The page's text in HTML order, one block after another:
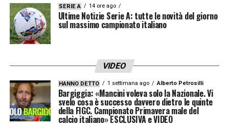
LA PLAYLIST DELLE NOSTRE TOP NEWS
SERIE A 14 ore ago
Ultime Notizie Serie A: tutte le novità del giorno
sul massimo campionato italiano
VIDEO
HANNO DETTO 1 settimana ago Alberto Petrosilli
Bargiggia: «Mancini voleva solo la Nazionale. Vi
svelo cosa è successo davvero dietro le quinte
della FIGC. Campionato Primavera male del
calcio italiano» ESCLUSIVA e VIDEO